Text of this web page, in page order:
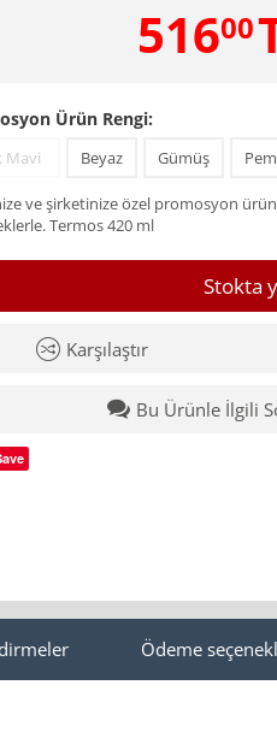
51600
Ürün Rengi:
Mavi Beyaz Gümüş
ve şirketinize özel promosyon
Termos 420 ml
Stokta
Karşılaştır
Bu Ürünle İlgili
Ödeme